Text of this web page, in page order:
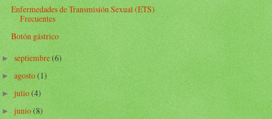
Enfermedades de Transmisión Sexual (ETS)
Frecuentes
Botón gástrico
►septiembre(6)
► agosto(1)
► julio(4)
►junio(8)